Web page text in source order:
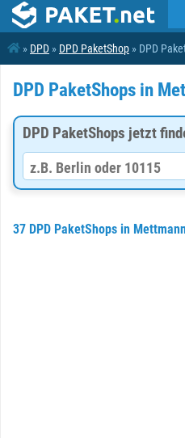
» DPD » DPD PaketShop » DPD
DPD PaketShops in
DPD PaketShops jetzt
37 DPD PaketShops in